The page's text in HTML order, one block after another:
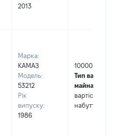
2013
Марка:
КАМАЗ
Модель:
53212
Рік
випуску:
1986
10000
Тип вартості
майна:
вартість на
набуття